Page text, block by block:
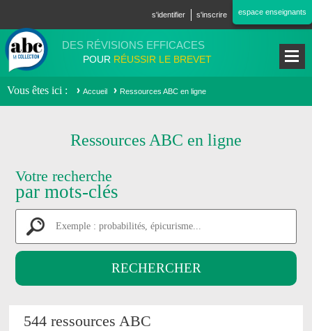
s'identifier s'inscrire espace enseignants
DES RÉVISIONS EFFICACES
POUR RÉUSSIR LE BREVET
Vous êtes ici Accueil Ressources ABC en ligne
Ressources ABC en ligne
Votre recherche
par mots-clés
544 ressources ABC